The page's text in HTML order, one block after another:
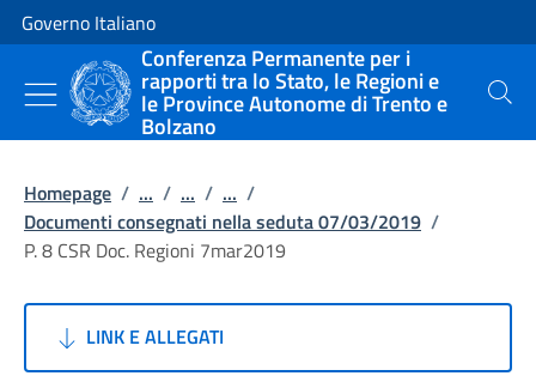
Vai al contenuto
Vai alla navigazione del sito
Governo Italiano
Conferenza Permanente per i
rapporti tra lo Stato, le Regioni e
le Province Autonome di Trento e
Bolzano
Cerca
Homepage / ... / ... / ... /
Documenti consegnati nella seduta 07/03/2019 /
P. 8 CSR Doc. Regioni 7mar2019
LINK E ALLEGATI